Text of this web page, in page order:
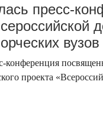
пресс-
вузов
конференция
проекта